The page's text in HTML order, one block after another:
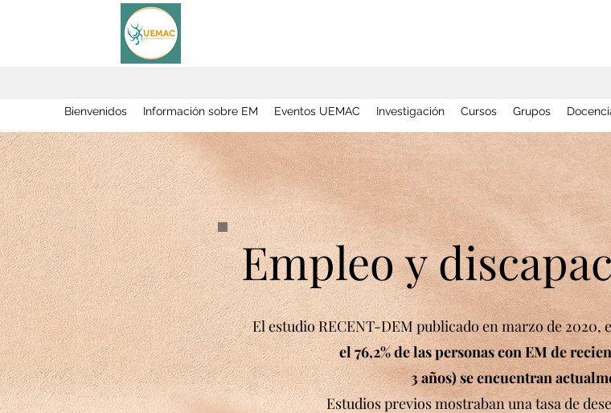
Bienvenidos Información sobre EM Eventos UEMAC Investigación Cursos Grupos
Empleo y
El estudio RECENT-DEM publicado en marzo de 2020,
el 76,2% de las personas con EM de
3 años) se encuentran
Estudios previos mostraban una tasa de